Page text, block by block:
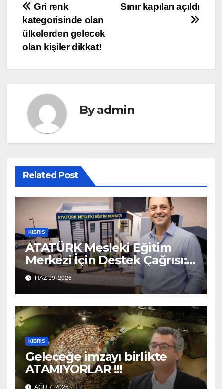
Yazı
gezinmesi
Sınır kapıları açıldı
Gri renk
kategorisinde olan
ülkelerden gelecek
olan kişiler dikkat!
Byadmin
Related Post
KIBRIS
ATATÜRK Mesleki Eğitim
Merkezi İçin Destek Çağrısı:
“Geleceğe Açılan Kapıyı
Birlikte Tamamlayalım”
HAZ 19, 2026
KIBRIS
Geleceğe imzayı birlikte
ATAMIYORLAR !!!
AĞU 7, 2025